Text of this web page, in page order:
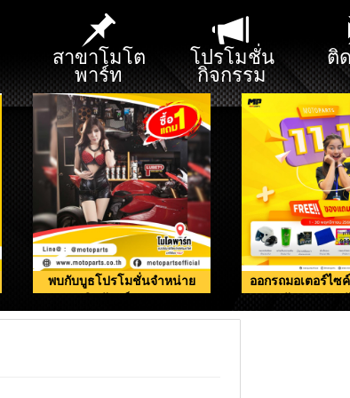
สาขาโมโต
พาร์ท
โปรโมชั่น
กิจกรรม
ติ
พบกับบูธโปรโมชั่นจำหน่าย
ผลิตภัณฑ์ดูแลรถ
ออกรถมอเตอร์ไ
รับของแถม